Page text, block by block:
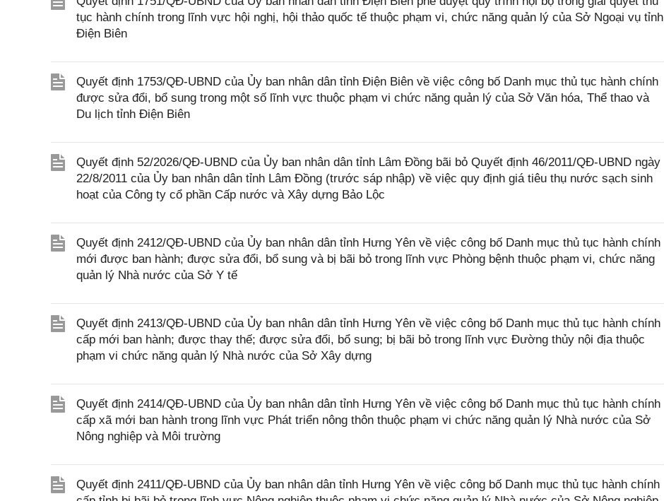
tục hành chính trong lĩnh vực hội nghị, hội thảo quốc tế thuộc phạm vi, chức năng quản lý của Sở Ngoại vụ tỉnh
Điện Biên
Quyết định 1753/QĐ-UBND của Ủy ban nhân dân tỉnh Điện Biên về việc công bố Danh mục thủ tục hành chính
được sửa đổi, bổ sung trong một số lĩnh vực thuộc phạm vi chức năng quản lý của Sở Văn hóa, Thể thao và
Du lịch tỉnh Điện Biên
Quyết định 52/2026/QĐ-UBND của Ủy ban nhân dân tỉnh Lâm Đồng bãi bỏ Quyết định 46/2011/QĐ-UBND ngày
22/8/2011 của Ủy ban nhân dân tỉnh Lâm Đồng (trước sáp nhập) về việc quy định giá tiêu thụ nước sạch sinh
hoạt của Công ty cổ phần Cấp nước và Xây dựng Bảo Lộc
Quyết định 2412/QĐ-UBND của Ủy ban nhân dân tỉnh Hưng Yên về việc công bố Danh mục thủ tục hành chính
mới được ban hành; được sửa đổi, bổ sung và bị bãi bỏ trong lĩnh vực Phòng bệnh thuộc phạm vi, chức năng
quản lý Nhà nước của Sở Y tế
Quyết định 2413/QĐ-UBND của Ủy ban nhân dân tỉnh Hưng Yên về việc công bố Danh mục thủ tục hành chính
cấp mới ban hành; được thay thế; được sửa đổi, bổ sung; bị bãi bỏ trong lĩnh vực Đường thủy nội địa thuộc
phạm vi chức năng quản lý Nhà nước của Sở Xây dựng
Quyết định 2414/QĐ-UBND của Ủy ban nhân dân tỉnh Hưng Yên về việc công bố Danh mục thủ tục hành chính
cấp xã mới ban hành trong lĩnh vực Phát triển nông thôn thuộc phạm vi chức năng quản lý Nhà nước của Sở
Nông nghiệp và Môi trường
Quyết định 2411/QĐ-UBND của Ủy ban nhân dân tỉnh Hưng Yên về việc công bố Danh mục thủ tục hành chính